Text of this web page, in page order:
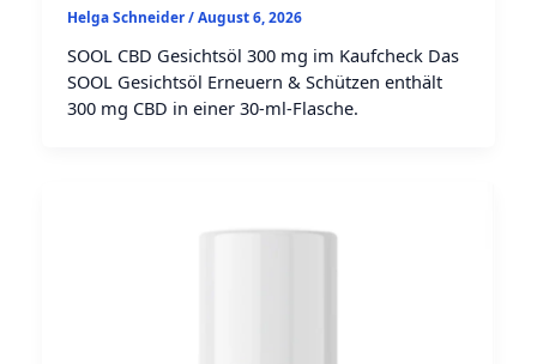
Helga Schneider/August 6, 2026
SOOL CBD Gesichtsöl 300 mg im Kaufcheck Das
SOOL Gesichtsöl Erneuern & Schützen enthält
300 mg CBD in einer 30-ml-Flasche.